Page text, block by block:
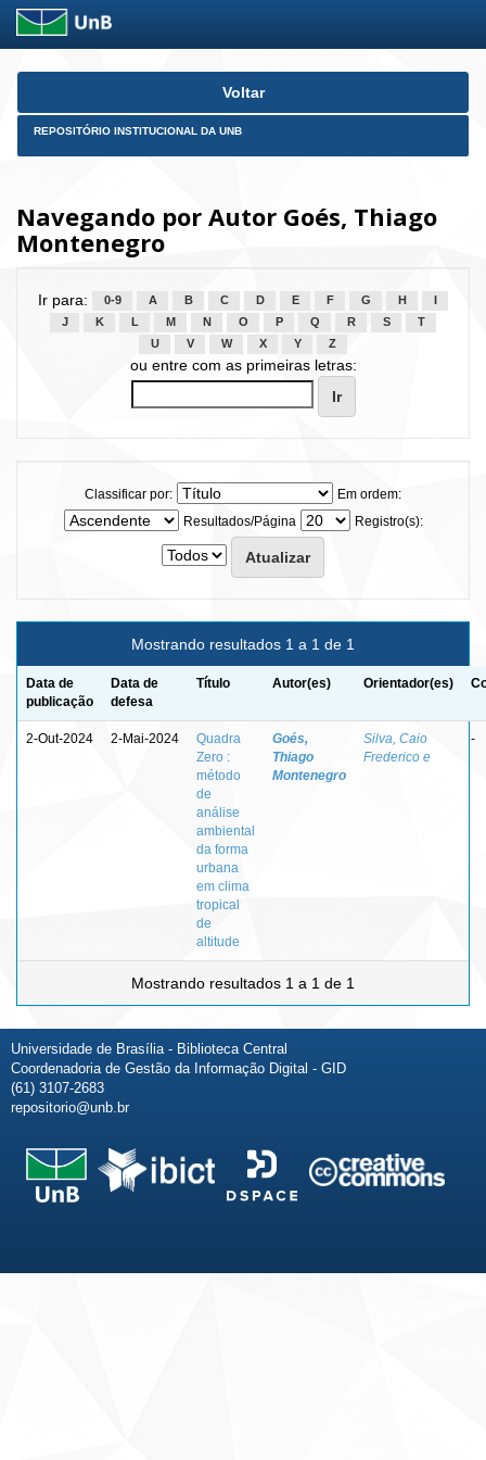
Skip
Voltar
REPOSITÓRIO INSTITUCIONAL DA UNB
Navegando por Autor Goés, Thiago
Montenegro
Ir para: 0-9 A B C D E F G H
J
K L M N O P Q R S
T
U
V W X Y Z
ou entre com as primeiras letras:
Classificar por:
Em ordem:
Resultados/Página
Registro(s):
Mostrando resultados 1 a 1 de 1
Data de
publicação
Data de
defesa
Título Autor(es) Orientador(es)
2-Out-2024 2-Mai-2024
Quadra
Zero :
método
de
análise
ambiental
da forma
urbana
em clima
tropical
de
altitude
Goés,
Thiago
Montenegro
Silva, Caio
Frederico e
-
Mostrando resultados 1 a 1 de 1
Universidade de Brasília - Biblioteca Central
Coordenadoria de Gestão da Informação Digital - GID
(61) 3107-2683
repositorio@unb.br